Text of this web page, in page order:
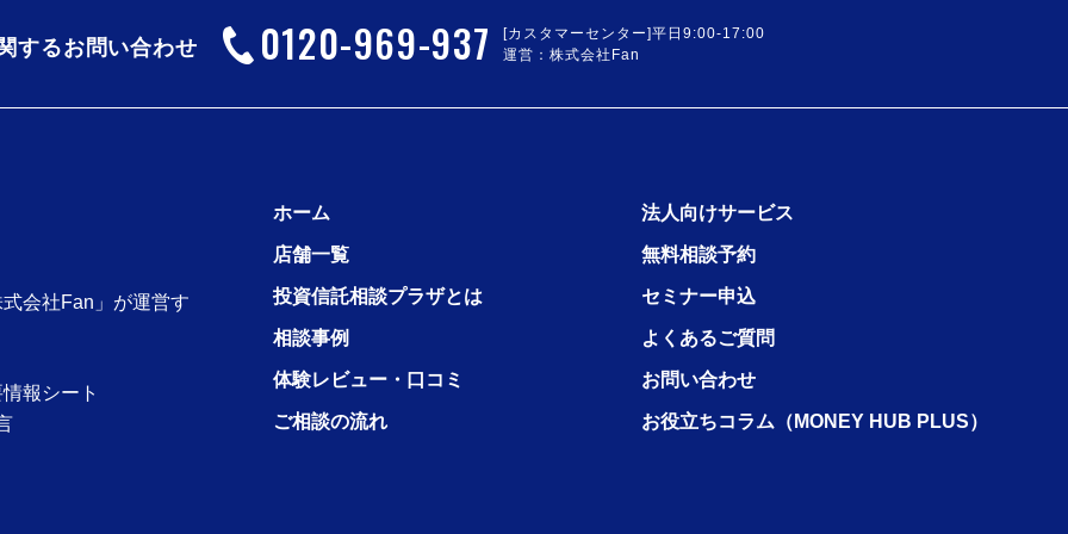
するお問い合わせ 0120-969-937
[カスタマーセンター]平日9:00-17:00
運営：株式会社Fan
ホーム
店舗一覧
投資信託相談プラザとは
相談事例
体験レビュー・口コミ
ご相談の流れ
法人向けサービス
無料相談予約
セミナー申込
よくあるご質問
お問い合わせ
お役立ちコラム（MONEY HUB PLUS）
会社Fan」が運営す
報シート